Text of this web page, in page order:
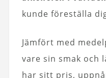
kunde föreställa
Jämfört med
vare sin smak och
har sitt pris,